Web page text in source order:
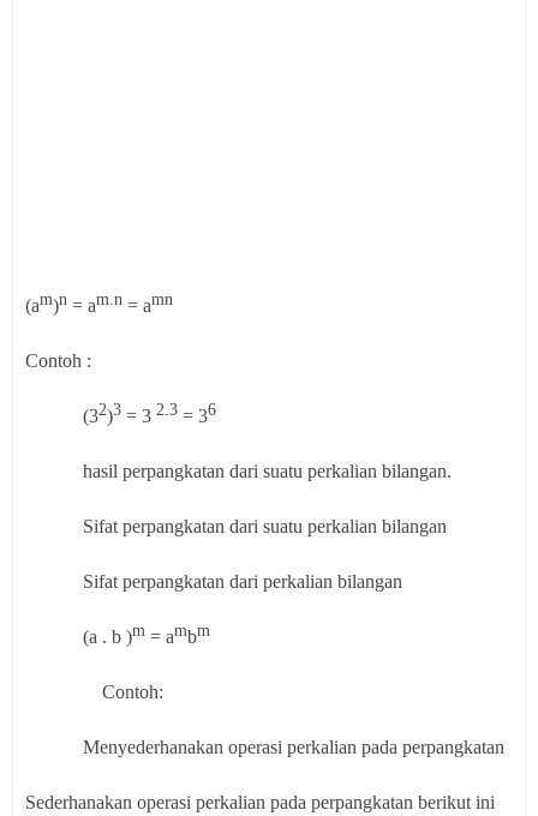
(am)n = am.n = amn
Contoh :
(32)3 = 3 2.3 = 36
hasil perpangkatan dari suatu perkalian bilangan.
Sifat perpangkatan dari suatu perkalian bilangan
Sifat perpangkatan dari perkalian bilangan
(a . b )m = ambm
Contoh:
Menyederhanakan operasi perkalian pada perpangkatan
Sederhanakan operasi perkalian pada perpangkatan berikut ini